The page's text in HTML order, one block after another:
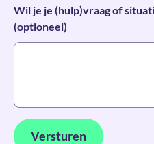
Wil je je (hulp)vraag of
(optioneel)
Versturen